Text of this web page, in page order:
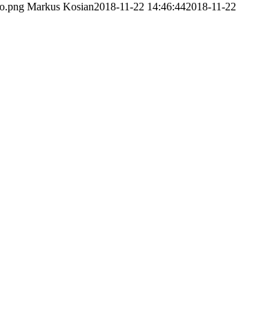
Markus Kosian2018-11-22 14:46:442018-11-22